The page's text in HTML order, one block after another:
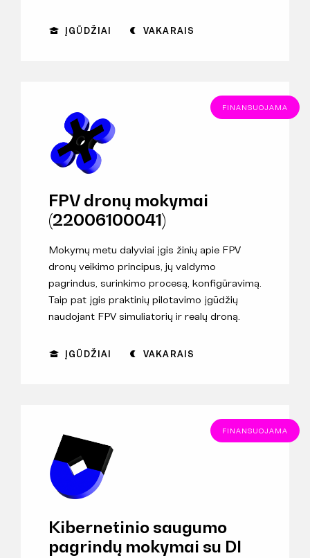
ĮGŪDŽIAI VAKARAIS
FINANSUOJAMA
FPV dronų mokymai
(22006100041)
Mokymų metu dalyviai įgis žinių apie FPV
dronų veikimo principus, jų valdymo
pagrindus, surinkimo procesą, konfigūravimą.
Taip pat įgis praktinių pilotavimo įgūdžių
naudojant FPV simuliatorių ir realų droną.
ĮGŪDŽIAI VAKARAIS
FINANSUOJAMA
Kibernetinio saugumo
pagrindų mokymai su DI